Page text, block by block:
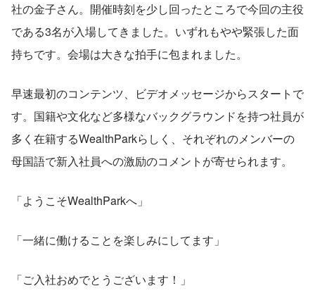
社の金子さん。開催時刻を少し回ったところで今回の主役
である3名が入場してきました。いずれもやや緊張した面
持ちです。会場は大きな拍手に包まれました。
早速最初のコンテンツ、ビデオメッセージからスタートで
す。国籍や文化など多様なバックグラウンドを持つ社員が
多く在籍するWealthParkらしく、それぞれのメンバーの
母国語で新入社員への激励のコメントが寄せられます。
「ようこそWealthParkへ」
「一緒に働けることを楽しみにしてます」
「ご入社おめでとうございます！」